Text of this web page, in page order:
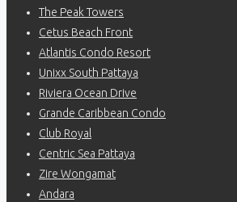
The Peak Towers
Cetus Beach Front
Atlantis Condo Resort
Unixx South Pattaya
Riviera Ocean Drive
Grande Caribbean Condo
Club Royal
Centric Sea Pattaya
Zire Wongamat
Andara